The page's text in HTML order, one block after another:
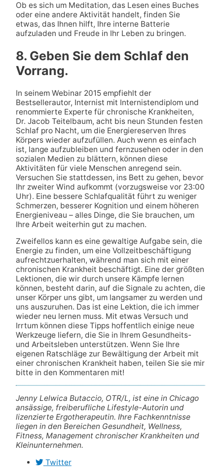
Ob es sich um Meditation, das Lesen eines Buches
oder eine andere Aktivität handelt, finden Sie
etwas, das Ihnen hilft, Ihre interne Batterie
aufzuladen und Freude in Ihr Leben zu bringen.
8. Geben Sie dem Schlaf den
Vorrang.
In seinem Webinar 2015 empfiehlt der
Bestsellerautor, Internist mit Internistendiplom und
renommierte Experte für chronische Krankheiten,
Dr. Jacob Teitelbaum, acht bis neun Stunden festen
Schlaf pro Nacht, um die Energiereserven Ihres
Körpers wieder aufzufüllen. Auch wenn es einfach
ist, lange aufzubleiben und fernzusehen oder in den
sozialen Medien zu blättern, können diese
Aktivitäten für viele Menschen anregend sein.
Versuchen Sie stattdessen, ins Bett zu gehen, bevor
Ihr zweiter Wind aufkommt (vorzugsweise vor 23:00
Uhr). Eine bessere Schlafqualität führt zu weniger
Schmerzen, besserer Kognition und einem höheren
Energieniveau – alles Dinge, die Sie brauchen, um
Ihre Arbeit weiterhin gut zu machen.
Zweifellos kann es eine gewaltige Aufgabe sein, die
Energie zu finden, um eine Vollzeitbeschäftigung
aufrechtzuerhalten, während man sich mit einer
chronischen Krankheit beschäftigt. Eine der größten
Lektionen, die wir durch unsere Kämpfe lernen
können, besteht darin, auf die Signale zu achten, die
unser Körper uns gibt, um langsamer zu werden und
uns auszuruhen. Das ist eine Lektion, die ich immer
wieder neu lernen muss. Mit etwas Versuch und
Irrtum können diese Tipps hoffentlich einige neue
Werkzeuge liefern, die Sie in Ihrem Gesundheits-
und Arbeitsleben unterstützen. Wenn Sie Ihre
eigenen Ratschläge zur Bewältigung der Arbeit mit
einer chronischen Krankheit haben, teilen Sie sie mir
bitte in den Kommentaren mit!
Jenny Lelwica Butaccio, OTR/L, ist eine in Chicago
ansässige, freiberufliche Lifestyle-Autorin und
lizenzierte Ergotherapeutin. Ihre Fachkenntnisse
liegen in den Bereichen Gesundheit, Wellness,
Fitness, Management chronischer Krankheiten und
Kleinunternehmen.
Twitter